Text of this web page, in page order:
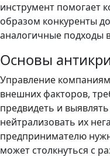
инструмент помогает
образом конкуренты
аналогичные подходы
Основы
Управление
внешних факторов,
предвидеть и
нейтрализовать их
предпринимателю
может столкнуться с